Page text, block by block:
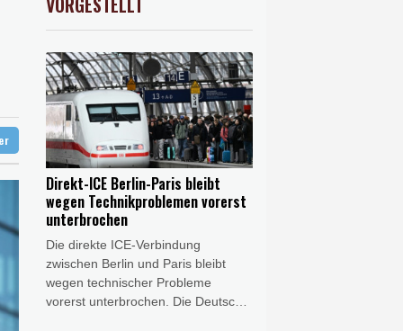
zurück
Ballsaal-Plänen
0.31%
Direkt-ICE Berlin-Paris bleibt
wegen Technikproblemen vorerst
unterbrochen
Die direkte ICE-Verbindung
zwischen Berlin und Paris bleibt
wegen technischer Probleme
vorerst unterbrochen. Die Deutsche